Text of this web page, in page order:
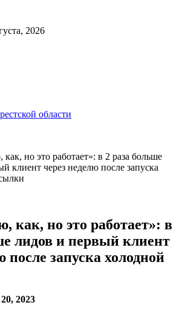
2026
области
но это работает»: в 2 раза больше
клиент через неделю после запуска
как, но это работает»: в
лидов и первый клиент
после запуска холодной
2023